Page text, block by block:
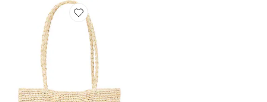
Favorite SAC FOURRE-TOUT LISSA DAY